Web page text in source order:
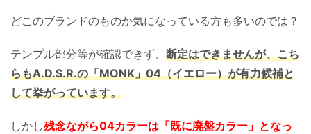
どこのブランドのものか気になっている方も多いのでは？
テンプル部分等が確認できず、 断定はできませんが、こち
らもA.D.S.R.の「MONK」04（イエロー）が有力候補と
して挙がっています。
しかし残念ながら04カラーは「既に廃盤カラー」となっ